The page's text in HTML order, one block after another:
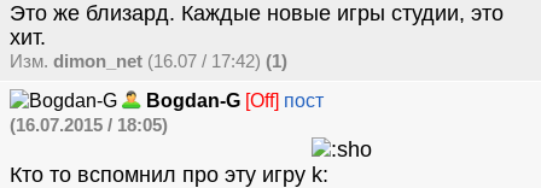
Это же близард. Каждые новые игры студии, это
хит.
Изм. dimon_net (16.07 / 17:42) (1)
Bogdan-G [Off] пост
(16.07.2015 / 18:05)
Кто то вспомнил про эту игру